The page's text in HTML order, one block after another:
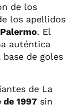
de los
los apellidos
. El
auténtica
de goles
de La
1997 sin